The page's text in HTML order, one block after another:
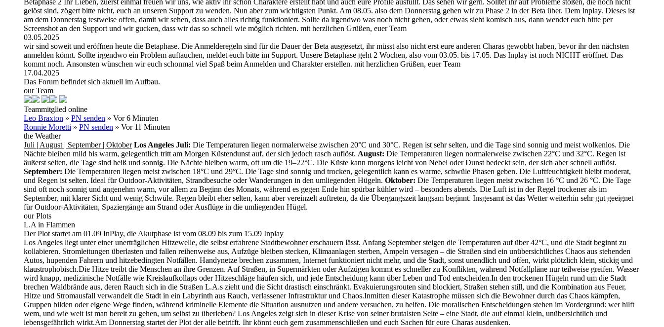
Betaphase 2 Ihr Lieben, zuerst einmal freuen wir uns, wie aktiv ihr schon Charaktere erstellt habt und auch eure Profile ausfüllt. Das sehen wir gern. Solltet ihr auf Probleme stoßen, die noch nicht
gelöst sind, zögert bitte nicht, euch an unseren Support zu wenden. Nun aber zum wichtigsten Punkt. Am 08.05. also dem Donnerstag gehen wir zu Phase 2 in der Beta über. Dem Inplay. Dieses ist
am dem Donnerstag testweise offen, damit wir sehen, dass auch alles richtig funktioniert. Sollte da irgendwo was noch nicht gehen, oder etwas sieht komisch aus, dann wendet euch bitte per
Screenshot an den Support und wir gucken, dass wir das so schnell wie möglich richten. mit herzlichen Grüßen, euer Team
03.05.2025
wir sind soweit und eröffnen heute die Betaphase. Die Anmelderegeln sind für die Dauer der Beta ausgesetzt, ihr müsst also nicht erst eure anderen Charas gewobbt haben, bevor ihr den nächsten
anmelden könnt. Sollte irgendwo ein Problem auftauchen, meldet euch bitte im Support. Unsere Betaphase geht 2 Wochen, also vom 03.05. bis 17.05. Das Inplay ist noch NICHT eröffnet. Das
kommt noch. Ansonsten wünschen wir euch schonmal viel Spaß beim Anmelden und Charakter erstellen. mit herzlichen Grüßen, euer Team
17.04.2025
Das Forum befindet sich aktuell im Aufbau.
our Team
Teammitglied online
Leo Braxton » PN senden » Vor 6 Minuten
Ronnie Moretti » PN senden » Vor 11 Minuten
the Weather
Juli | August | September | Oktober Los Angeles Juli: Die Temperaturen liegen normalerweise zwischen 20°C und 30°C. Regen ist sehr selten, und die Tage sind sonnig und meist wolkenlos. Die
Nächte bleiben mild bis warm, gelegentlich tritt am Morgen Küstendunst auf, der sich jedoch rasch auflöst. August: Die Temperaturen liegen normalerweise zwischen 22°C und 32°C. Regen ist
äußerst selten, die Tage sind heiß und sonnig. Die Nächte bleiben warm, oft um die 19–22°C. Die Küste kann morgens leicht von Nebel oder Dunst bedeckt sein, der sich aber schnell auflöst.
September: Die Temperaturen liegen meist zwischen 18°C und 29°C. Die Tage sind sonnig und trocken, gelegentlich kann es warme, schwüle Phasen geben. Die Luftfeuchtigkeit bleibt moderat,
und Regen ist selten. Ideal für Outdoor-Aktivitäten, Strandbesuche oder Wanderungen in den umliegenden Hügeln. Oktober: Die Temperaturen liegen meist zwischen 16 °C und 26 °C. Die Tage
sind oft noch sonnig und angenehm warm, vor allem zu Beginn des Monats, während es gegen Ende hin spürbar kühler wird – besonders abends. Die Luft ist in der Regel trockener als im
September, mit klarer Sicht und wenig Schwüle. Regen bleibt eher selten, kann aber vereinzelt auftreten, da die Übergangszeit langsam beginnt. Insgesamt ist das Wetter weiterhin sehr gut geeignet
für Outdoor-Aktivitäten, Spaziergänge am Strand oder Ausflüge in die umliegenden Hügel.
our Plots
L.A in Flammen
Der Plot startet am 01.09 InPlay, die Akutphase ist vom 08.09 bis zum 15.09 Inplay
Los Angeles liegt unter einer unerträglichen Hitzewelle, die selbst erfahrene Stadtbewohner erschauern lässt. Anfang September steigen die Temperaturen auf über 42°C, und die Stadt beginnt zu
kollabieren. Stromleitungen überlasten und fallen reihenweise aus, Aufzüge bleiben stecken, Klimaanlagen sterben, Ampeln versagen – die Straßen sind ein unübersichtliches Chaos aus stehenden
Autos, hupenden Fahrern und hitzebedingten Notfällen. Handynetze brechen zusammen, Internet funktioniert nicht mehr, und die Stadt, sonst unendlich und offen, wirkt plötzlich klein, stickig und
klaustrophobisch.Die Hitze treibt die Menschen an ihre Grenzen. Auf Straßen, in Supermärkten oder Aufzügen kommt es schneller zu Konflikten, während Notfallpläne nur teilweise greifen. Wasser
wird knapp, medizinische Notfälle wie Kreislaufkollaps oder Hitzeschläge häufen sich, und jede Entscheidung kann über Leben und Tod entscheiden.In den trockenen Hügeln rund um die Stadt
brechen Waldbrände aus, deren Rauch sich in die Straßen L.A.s zieht und die Sicht drastisch einschränkt. Evakuierungsrouten sind blockiert, Straßen stehen still, und die Kombination aus Feuer,
Hitze und Stromausfall verwandelt die Stadt in ein Labyrinth aus Rauch, verlassener Infrastruktur und Chaos.Inmitten dieser Katastrophe müssen sich die Bewohner durch das Chaos kämpfen,
Gruppen bilden oder eigene Wege finden, während kriminelle Elemente die Situation ausnutzen und andere versuchen, zu helfen. Die moralischen Entscheidungen stehen im Vordergrund: wer hilft
wem, und wie weit ist man bereit zu gehen, um selbst zu überleben? Los Angeles zeigt sich in dieser Krise von seiner brutalsten Seite – eine Stadt, die auf einmal klein, unübersichtlich und
lebensgefährlich wirkt.Am Donnerstag startet der Plot der alle betrifft. Ihr könnt euch gern zusammenschließen und euch Sachen für eure Charas ausdenken.